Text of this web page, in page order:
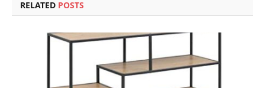
RELATED POSTS